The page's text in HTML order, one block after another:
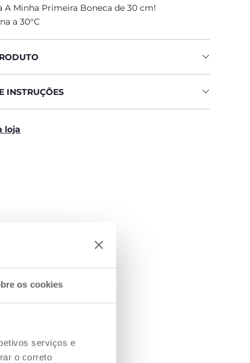
os cookies
serviços e
o correto
A Minha Primeira Boneca de 30 cm!
a 30°C
INSTRUÇÕES
loja